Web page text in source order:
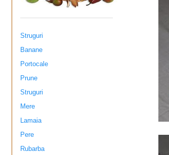
Struguri
Banane
Portocale
Prune
Struguri
Mere
Lamaia
Pere
Rubarba